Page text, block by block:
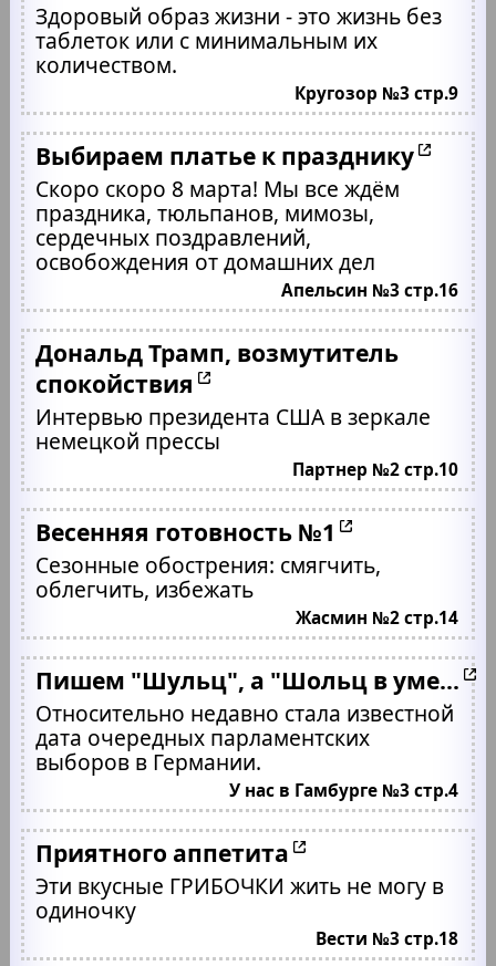
Здоровый образ жизни - это жизнь без
таблеток или с минимальным их
количеством.
Кругозор №3 стр.9
Выбираем платье к празднику
Скоро скоро 8 марта! Мы все ждём
праздника, тюльпанов, мимозы,
сердечных поздравлений,
освобождения от домашних дел
Апельсин №3 стр.16
Дональд Трамп, возмутитель
спокойствия
Интервью президента США в зеркале
немецкой прессы
Партнер №2 стр.10
Весенняя готовность №1
Сезонные обострения: смягчить,
облегчить, избежать
Жасмин №2 стр.14
Пишем "Шульц", а "Шольц в уме...
Относительно недавно стала известной
дата очередных парламентских
выборов в Германии.
У нас в Гамбурге №3 стр.4
Приятного аппетита
Эти вкусные ГРИБОЧКИ жить не могу в
одиночку
Вести №3 стр.18